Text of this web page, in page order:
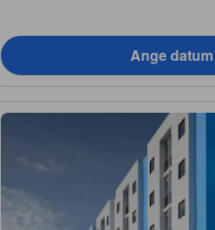
Ange